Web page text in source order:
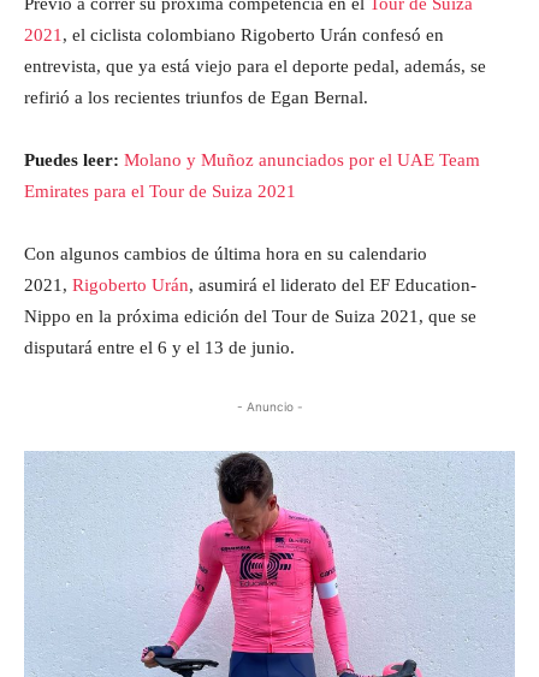
2021 , el ciclista colombiano Rigoberto Urán confesó en
entrevista, que ya está viejo para el deporte pedal, además, se
refirió a los recientes triunfos de Egan Bernal.
Puedes leer: Molano y Muñoz anunciados por el UAE Team
Emirates para el Tour de Suiza 2021
Con algunos cambios de última hora en su calendario
2021, Rigoberto Urán, asumirá el liderato del EF Education-
Nippo en la próxima edición del Tour de Suiza 2021, que se
disputará entre el 6 y el 13 de junio.
- Anuncio -